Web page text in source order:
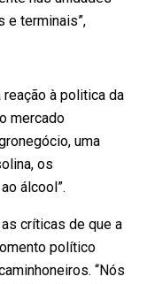
e terminais”,
reação à politica da
mercado
uma
os
álcool”.
críticas de que a
político
“Nós